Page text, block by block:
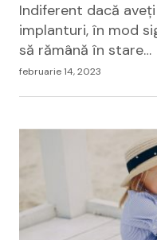
Indiferent dacă
implanturi, în mod
să rămână în stare…
februarie 14, 2023